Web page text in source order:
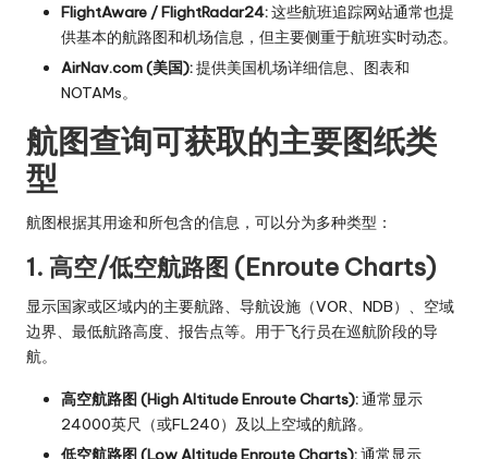
FlightAware / FlightRadar24:这些航班追踪网站通常也提
供基本的航路图和机场信息，但主要侧重于航班实时动态。
AirNav.com (美国):提供美国机场详细信息、图表和
NOTAMs。
航图查询可获取的主要图纸类
型
航图根据其用途和所包含的信息，可以分为多种类型：
1. 高空/低空航路图 (Enroute Charts)
显示国家或区域内的主要航路、导航设施（VOR、NDB）、空域
边界、最低航路高度、报告点等。用于飞行员在巡航阶段的导
航。
高空航路图 (High Altitude Enroute Charts):通常显示
24000英尺（或FL240）及以上空域的航路。
低空航路图 (Low Altitude Enroute Charts):通常显示